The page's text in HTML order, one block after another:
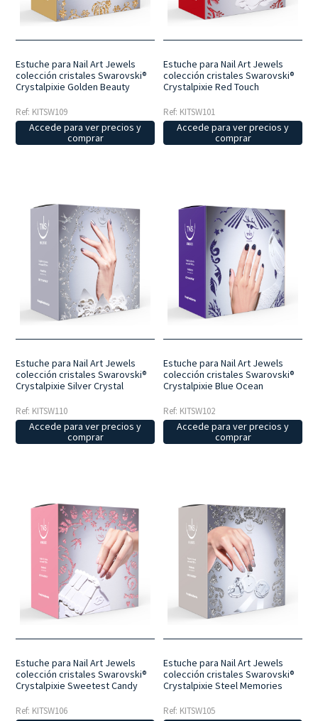
Estuche para Nail Art Jewels
colección cristales Swarovski®
Crystalpixie Golden Beauty
Ref: KITSW109
Accede para ver precios y
comprar
Estuche para Nail Art Jewels
colección cristales Swarovski®
Crystalpixie Red Touch
Ref: KITSW101
Accede para ver precios y
comprar
Estuche para Nail Art Jewels
colección cristales Swarovski®
Crystalpixie Silver Crystal
Ref: KITSW110
Accede para ver precios y
comprar
Estuche para Nail Art Jewels
colección cristales Swarovski®
Crystalpixie Blue Ocean
Ref: KITSW102
Accede para ver precios y
comprar
Estuche para Nail Art Jewels
colección cristales Swarovski®
Crystalpixie Sweetest Candy
Ref: KITSW106
Estuche para Nail Art Jewels
colección cristales Swarovski®
Crystalpixie Steel Memories
Ref: KITSW105